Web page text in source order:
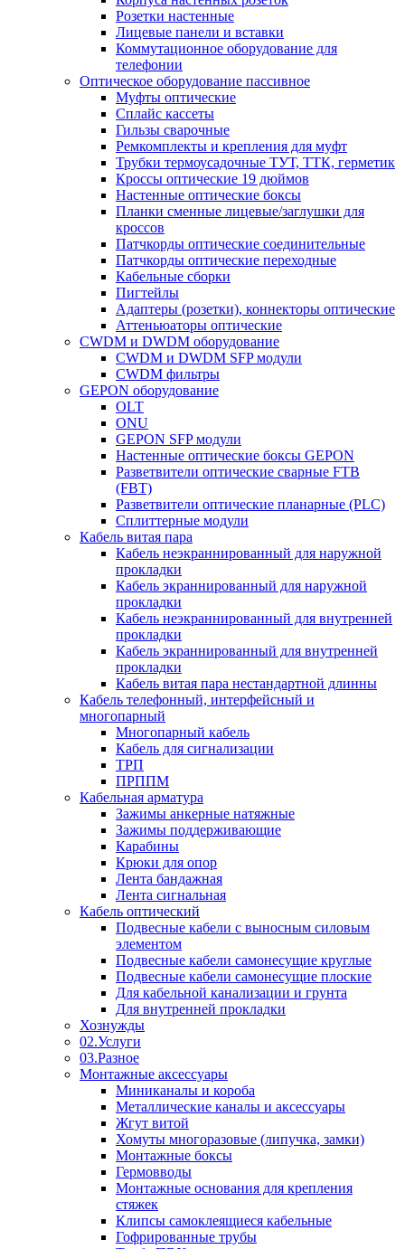
Розетки настенные
Лицевые панели и вставки
Коммутационное оборудование для
телефонии
Оптическое оборудование пассивное
Муфты оптические
Сплайс кассеты
Гильзы сварочные
Ремкомплекты и крепления для муфт
Трубки термоусадочные ТУТ, ТТК, герметик
Кроссы оптические 19 дюймов
Настенные оптические боксы
Планки сменные лицевые/заглушки для
кроссов
Патчкорды оптические соединительные
Патчкорды оптические переходные
Кабельные сборки
Пигтейлы
Адаптеры (розетки), коннекторы оптические
Аттеньюаторы оптические
CWDM и DWDM оборудование
CWDM и DWDM SFP модули
CWDM фильтры
GEPON оборудование
OLT
ONU
GEPON SFP модули
Настенные оптические боксы GEPON
Разветвители оптические сварные FTB
(FBT)
Разветвители оптические планарные (PLC)
Сплиттерные модули
Кабель витая пара
Кабель неэкраннированный для наружной
прокладки
Кабель экраннированный для наружной
прокладки
Кабель неэкраннированный для внутренней
прокладки
Кабель экраннированный для внутренней
прокладки
Кабель витая пара нестандартной длинны
Кабель телефонный, интерфейсный и
многопарный
Многопарный кабель
Кабель для сигнализации
ТРП
ПРППМ
Кабельная арматура
Зажимы анкерные натяжные
Зажимы поддерживающие
Карабины
Крюки для опор
Лента бандажная
Лента сигнальная
Кабель оптический
Подвесные кабели с выносным силовым
элементом
Подвесные кабели самонесущие круглые
Подвесные кабели самонесущие плоские
Для кабельной канализации и грунта
Для внутренней прокладки
Хознужды
02.Услуги
03.Разное
Монтажные аксессуары
Миниканалы и короба
Металлические каналы и аксессуары
Жгут витой
Хомуты многоразовые (липучка, замки)
Монтажные боксы
Гермовводы
Монтажные основания для крепления
стяжек
Клипсы самоклеящиеся кабельные
Гофрированные трубы